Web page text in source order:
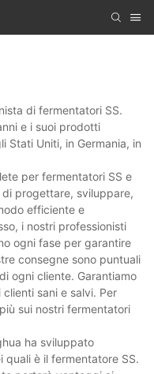
di fermentatori SS.
e i suoi prodotti
Stati Uniti, in Germania, in
per fermentatori SS e
progettare, sviluppare,
efficiente e
i nostri professionisti
ogni fase per garantire
consegne sono puntuali
ogni cliente. Garantiamo
sani e salvi. Per
sui nostri fermentatori
ha sviluppato
è il fermentatore SS.